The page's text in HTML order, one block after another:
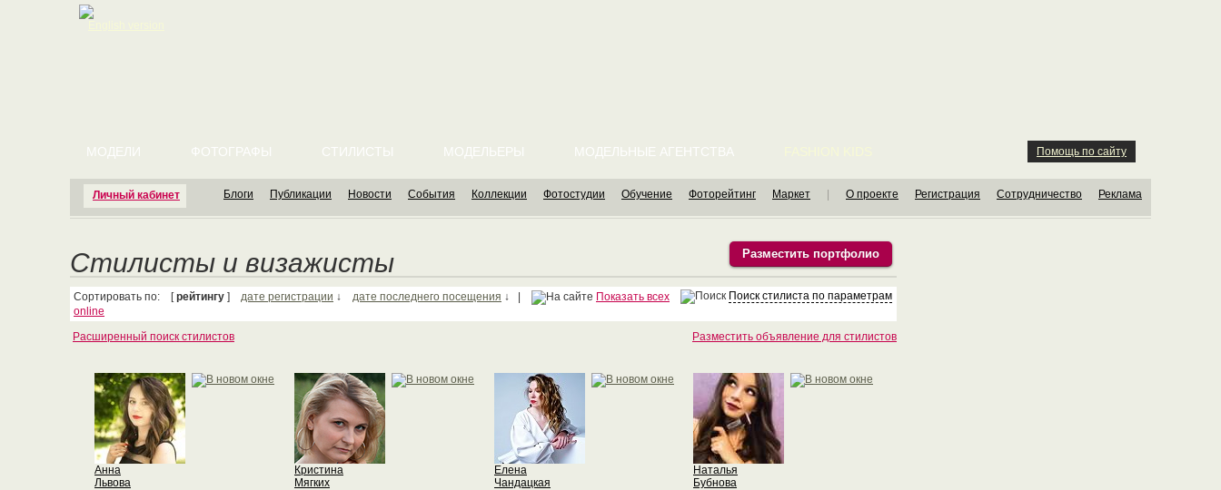
Личный кабинет
МОДЕЛИ ФОТОГРАФЫ СТИЛИСТЫ МОДЕЛЬЕРЫ МОДЕЛЬНЫЕ АГЕНТСТВА Помощь по сайту
Блоги Публикации Новости События Коллекции Фотостудии Обучение Фоторейтинг Маркет О проекте Регистрация Сотрудничество Реклама
Стилисты и визажисты Разместить портфолио
Поиск стилиста по параметрам
Сортировать по: [рейтингу ] дате регистрации ↓ дате последнего посещения ↓ |
Показать всех
online
Разместить объявление для стилистов
Расширенный поиск стилистов
Анна
Львова
Кристина
Мягких
Елена
Чандацкая
Наталья
Бубнова